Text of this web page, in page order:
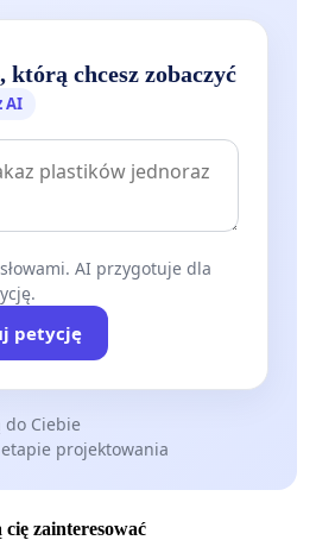
którą chcesz zobaczyć
AI
AI przygotuje dla
petycję
do Ciebie
projektowania
zainteresować